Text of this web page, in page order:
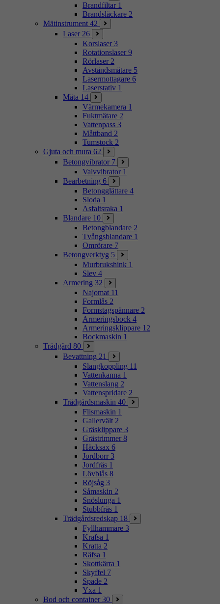
Brandfiltar 1
Brandsläckare 2
Mätinstrument 42
Laser 26
Korslaser 3
Rotationslaser 9
Rörlaser 2
Avståndsmätare 5
Lasermottagare 6
Laserstativ 1
Mäta 14
Värmekamera 1
Fuktmätare 2
Vattenpass 3
Måttband 2
Tumstock 2
Gjuta och mura 62
Betongvibrator 7
Valvvibrator 1
Bearbetning 6
Betongglättare 4
Sloda 1
Asfaltsraka 1
Blandare 10
Betongblandare 2
Tvångsblandare 1
Omrörare 7
Betongverktyg 5
Murbrukshink 1
Slev 4
Armering 32
Najomat 11
Formlås 2
Formstagspännare 2
Armeringsbock 4
Armeringsklippare 12
Bockmaskin 1
Trädgård 80
Bevattning 21
Slangkoppling 11
Vattenkanna 1
Vattenslang 2
Vattenspridare 2
Trädgårdsmaskin 40
Flismaskin 1
Gallervält 2
Gräsklippare 3
Grästrimmer 8
Häcksax 6
Jordborr 3
Jordfräs 1
Lövblås 8
Röjsåg 3
Såmaskin 2
Snöslunga 1
Stubbfräs 1
Trädgårdsredskap 18
Fyllhammare 3
Krafsa 1
Kratta 2
Räfsa 1
Skottkärra 1
Skyffel 7
Spade 2
Yxa 1
Bod och container 30